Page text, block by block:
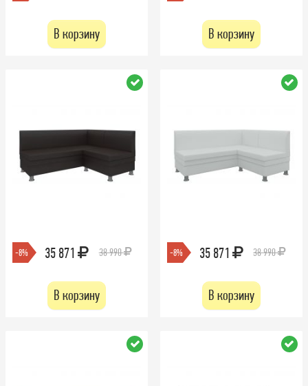
В корзину В корзину
-8% 35 871 38 990
В корзину
-8% 35 871 38 990
В корзину